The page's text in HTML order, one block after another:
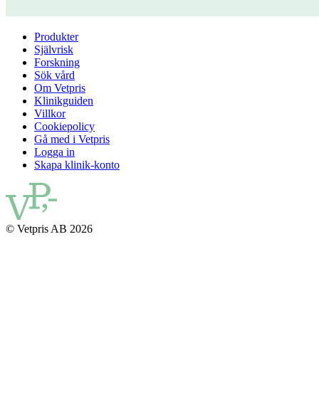
Produkter
Självrisk
Forskning
Sök vård
Om Vetpris
Klinikguiden
Villkor
Cookiepolicy
Gå med i Vetpris
Logga in
Skapa klinik-konto
© Vetpris AB 2026